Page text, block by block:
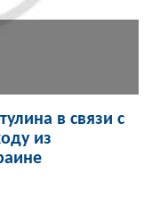
в связи с
из